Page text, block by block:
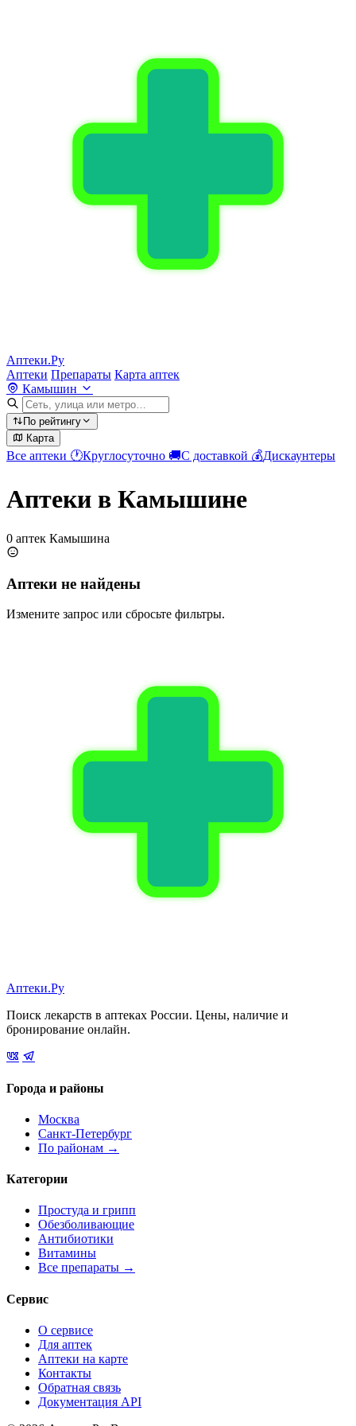
Аптеки.Ру
Аптеки Препараты Карта аптек
Камышин
По рейтингу
Карта
Все аптеки 🕐Круглосуточно 🚚С доставкой 💰Дискаунтеры
Аптеки в Камышине
0 аптек Камышина
Аптеки не найдены
Измените запрос или сбросьте фильтры.
Аптеки.Ру
Поиск лекарств в аптеках России. Цены, наличие и
бронирование онлайн.
Города и районы
Москва
Санкт-Петербург
По районам →
Категории
Простуда и грипп
Обезболивающие
Антибиотики
Витамины
Все препараты →
Сервис
О сервисе
Для аптек
Аптеки на карте
Контакты
Обратная связь
Документация API